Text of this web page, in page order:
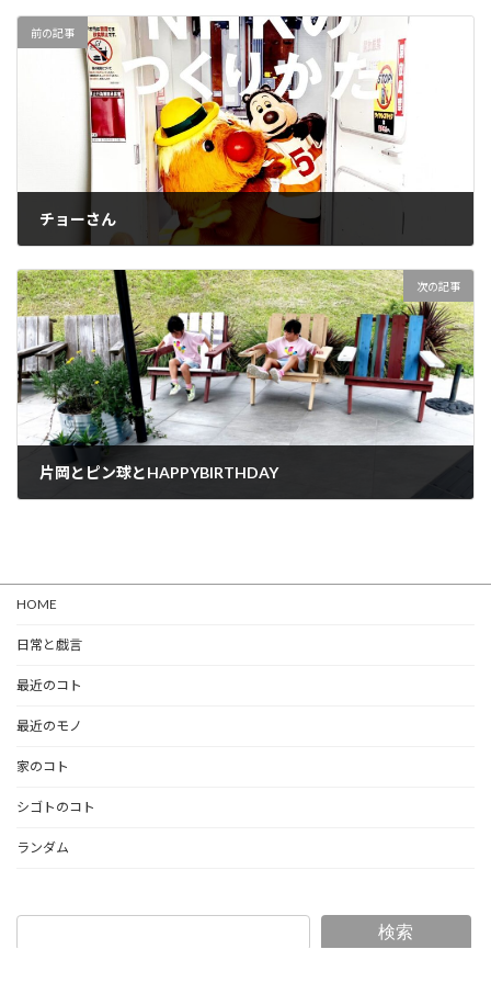
前の記事
チョーさん
次の記事
片岡とピン球とHAPPYBIRTHDAY
HOME
日常と戯言
最近のコト
最近のモノ
家のコト
シゴトのコト
ランダム
検索